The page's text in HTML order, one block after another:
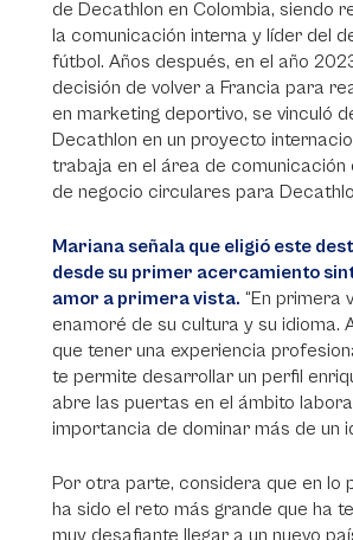
de Decathlon en Colombia, siendo
la comunicación interna y líder del
fútbol. Años después, en el año
decisión de volver a Francia para
en marketing deportivo, se vinculó
Decathlon en un proyecto
trabaja en el área de comunicación
de negocio circulares para
Mariana señala que eligió este
desde su primer acercamiento
amor a primera vista. “En primera
enamoré de su cultura y su idioma.
que tener una experiencia
te permite desarrollar un perfil
abre las puertas en el ámbito
importancia de dominar más de un
Por otra parte, considera que en lo
ha sido el reto más grande que ha
muy desafiante llegar a un nuevo